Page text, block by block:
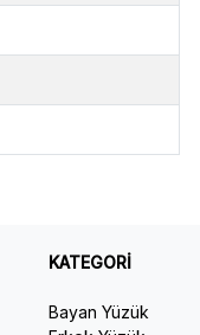
KATEGORİ
Bayan Yüzük